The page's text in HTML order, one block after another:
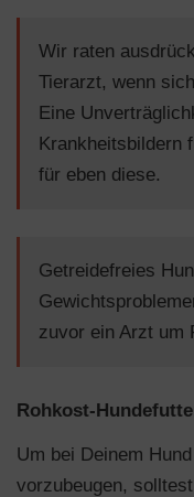
Wir raten
Tierarzt, wenn
Eine
Krankheitsbildern
für eben diese.
Getreidefreies
zuvor ein Arzt um
Rohkost-
Um bei Deinem
vorzubeugen,